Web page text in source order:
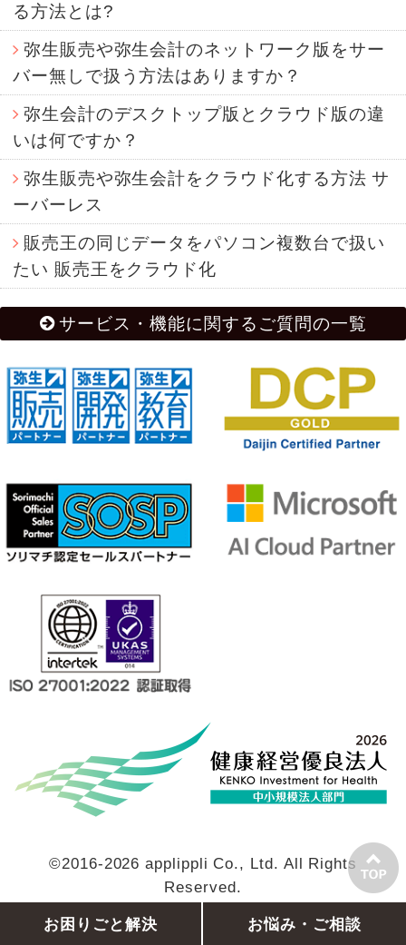
る方法とは?
弥生販売や弥生会計のネットワーク版をサー
バー無しで扱う方法はありますか？
弥生会計のデスクトップ版とクラウド版の違
いは何ですか？
弥生販売や弥生会計をクラウド化する方法 サ
ーバーレス
販売王の同じデータをパソコン複数台で扱い
たい 販売王をクラウド化
サービス・機能に関するご質問の一覧
©2016-2026 applippli Co., Ltd. All Rights
Reserved.
お困りごと解決 お悩み・ご相談